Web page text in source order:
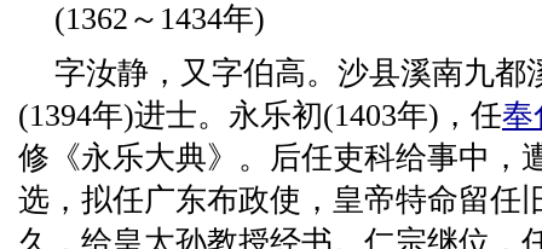
(1362～1434年)
字汝静，又字伯高。沙县溪南九都
(1394年)进士。永乐初(1403年)，任奉
修《永乐大典》。后任吏科给事中，
选，拟任广东布政使，皇帝特命留任